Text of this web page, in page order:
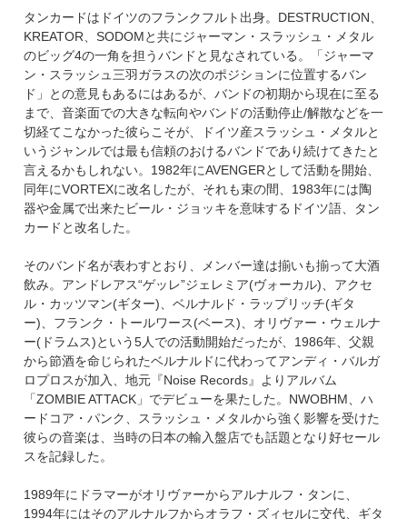
タンカードはドイツのフランクフルト出身。DESTRUCTION、
KREATOR、SODOMと共にジャーマン・スラッシュ・メタル
のビッグ4の一角を担うバンドと見なされている。「ジャーマ
ン・スラッシュ三羽ガラスの次のポジションに位置するバン
ド」との意見もあるにはあるが、バンドの初期から現在に至る
まで、音楽面での大きな転向やバンドの活動停止/解散などを一
切経てこなかった彼らこそが、ドイツ産スラッシュ・メタルと
いうジャンルでは最も信頼のおけるバンドであり続けてきたと
言えるかもしれない。1982年にAVENGERとして活動を開始、
同年にVORTEXに改名したが、それも束の間、1983年には陶
器や金属で出来たビール・ジョッキを意味するドイツ語、タン
カードと改名した。
そのバンド名が表わすとおり、メンバー達は揃いも揃って大酒
飲み。アンドレアス“ゲッレ”ジェレミア(ヴォーカル)、アクセ
ル・カッツマン(ギター)、ベルナルド・ラップリッチ(ギタ
ー)、フランク・トールワース(ベース)、オリヴァー・ウェルナ
ー(ドラムス)という5人での活動開始だったが、1986年、父親
から節酒を命じられたベルナルドに代わってアンディ・バルガ
ロプロスが加入、地元『Noise Records』よりアルバム
「ZOMBIE ATTACK」でデビューを果たした。NWOBHM、ハ
ードコア・パンク、スラッシュ・メタルから強く影響を受けた
彼らの音楽は、当時の日本の輸入盤店でも話題となり好セール
スを記録した。
1989年にドラマーがオリヴァーからアルナルフ・タンに、
1994年にはそのアルナルフからオラフ・ズィセルに交代、ギタ